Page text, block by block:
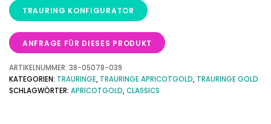
ANFRAGE FÜR DIESES PRODUKT
ARTIKELNUMMER: 38-05078-039
KATEGORIEN: TRAURINGE, TRAURINGE APRICOTGOLD, TRAURINGE GOLD
SCHLAGWÖRTER: APRICOTGOLD,CLASSICS